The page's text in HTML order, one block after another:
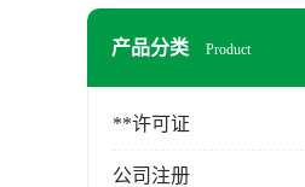
产品分类 Product
**许可证
公司注册